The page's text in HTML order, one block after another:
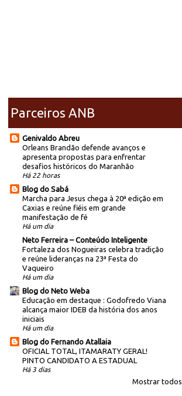
Parceiros ANB
Genivaldo Abreu
Orleans Brandão defende avanços e
apresenta propostas para enfrentar
desafios históricos do Maranhão
Há 22 horas
Blog do Sabá
Marcha para Jesus chega à 20ª edição em
Caxias e reúne fiéis em grande
manifestação de fé
Há um dia
Neto Ferreira – Conteúdo Inteligente
Fortaleza dos Nogueiras celebra tradição
e reúne lideranças na 23ª Festa do
Vaqueiro
Há um dia
Blog do Neto Weba
Educação em destaque : Godofredo Viana
alcança maior IDEB da história dos anos
iniciais
Há um dia
Blog do Fernando Atallaia
OFICIAL TOTAL, ITAMARATY GERAL!
PINTO CANDIDATO A ESTADUAL
Há 3 dias
Mostrar todos